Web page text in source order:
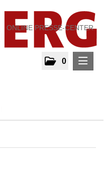
ONLINE PRESSE-CENTER
0